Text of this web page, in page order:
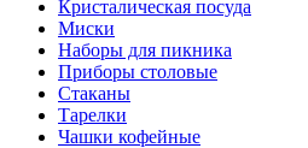
Кристалическая посуда
Миски
Наборы для пикника
Приборы столовые
Стаканы
Тарелки
Чашки кофейные